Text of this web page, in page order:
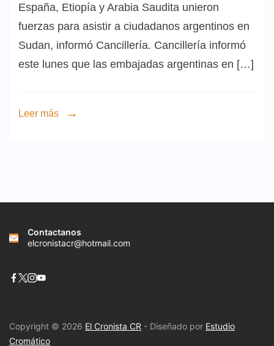
España, Etiopía y Arabia Saudita unieron
fuerzas para asistir a ciudadanos argentinos en
Sudan, informó Cancillería. Cancillería informó
este lunes que las embajadas argentinas en […]
Leer más
Contactanos
elcronistacr@hotmail.com
Copyright © 2026 El Cronista CR - Diseñado por Estudio
Cromático